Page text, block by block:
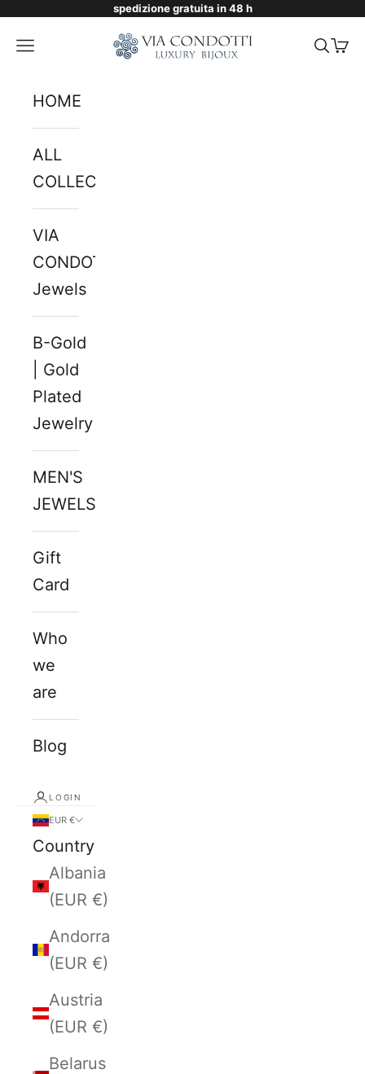
Skip to contentspedizione gratuita in 48 h
Via Condotti Store
Navigation menu Search
Cart
HOME
ALL
COLLECTIONS
VIA
CONDOTTI
Jewels
B-Gold
| Gold
Plated
Jewelry
MEN'S
JEWELS
Gift
Card
Who
we
are
Blog
LOGIN
EUR €
Country
Albania
(EUR €)
Andorra
(EUR €)
Austria
(EUR €)
Belarus